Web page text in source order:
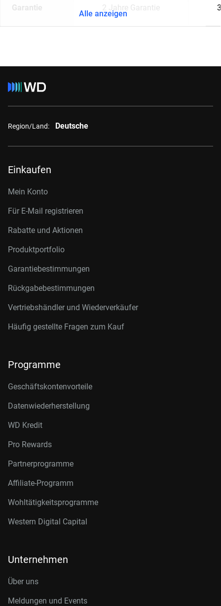
Garantie 2 Jahre Garantie
Alle anzeigen
Region/Land: Deutsche
Einkaufen
Mein Konto
Für E-Mail registrieren
Rabatte und Aktionen
Produktportfolio
Garantiebestimmungen
Rückgabebestimmungen
Vertriebshändler und Wiederverkäufer
Häufig gestellte Fragen zum Kauf
Programme
Geschäftskontenvorteile
Datenwiederherstellung
WD Kredit
Pro Rewards
Partnerprogramme
Affiliate-Programm
Wohltätigkeitsprogramme
Western Digital Capital
Unternehmen
Über uns
Meldungen und Events